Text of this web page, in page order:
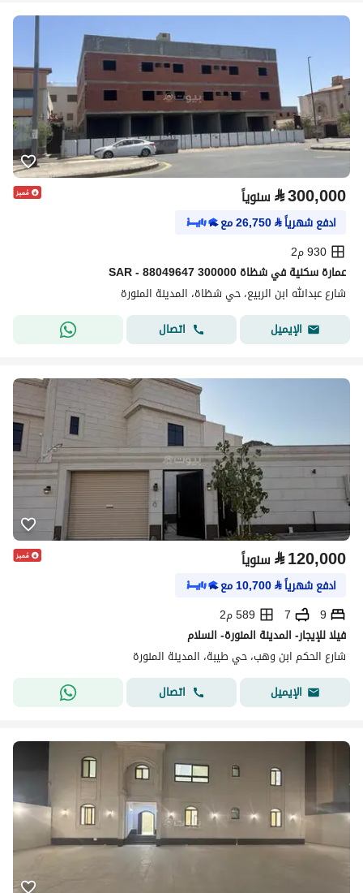
⃁300,000 سنوياً
ادفع شهرياً⃁
26,750مع
930 م2
عمارة سكنية في شظاة 300000 SAR - 88049647
شارع عبدالله ابن الربيع، حي شظاة، المدينة المنورة
الإيميل
اتصال
⃁120,000 سنوياً
ادفع شهرياً⃁
10,700مع
9
7
589 م2
فيلا للإيجار- المدينة المنورة- السلام
شارع الحكم ابن وهب، حي طيبة، المدينة المنورة
الإيميل
اتصال